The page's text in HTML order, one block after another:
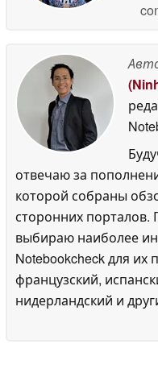
отвечаю за
которой собраны
сторонних
выбираю наиболее
Notebookcheck для
французский,
нидерландский и